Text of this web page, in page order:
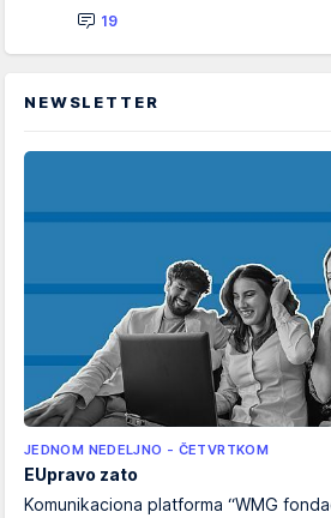
19
NEWSLETTER
JEDNOM NEDELJNO - ČETVRTKOM
EUpravo zato
Komunikaciona platforma “WMG